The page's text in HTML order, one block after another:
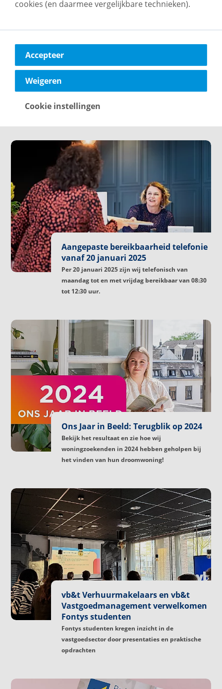
Fontys-studenten op bezoek bij vb&t
voor een leerzame dag
studenten Vastgoedkunde bij vb&t kennis met
de vastgoedpraktijk via presentaties en een
WWS-berekening.
Aangepaste bereikbaarheid telefonie
vanaf 20 januari 2025
Per 20 januari 2025 zijn wij telefonisch van
maandag tot en met vrijdag bereikbaar van 08:30
tot 12:30 uur.
Ons Jaar in Beeld: Terugblik op 2024
Bekijk het resultaat en zie hoe wij
woningzoekenden in 2024 hebben geholpen bij
het vinden van hun droomwoning!
vb&t Verhuurmakelaars en vb&t
Vastgoedmanagement verwelkomen
Fontys studenten
Fontys studenten kregen inzicht in de
vastgoedsector door presentaties en praktische
opdrachten
cookies (en daarmee vergelijkbare technieken).
Accepteer
Weigeren
Cookie instellingen